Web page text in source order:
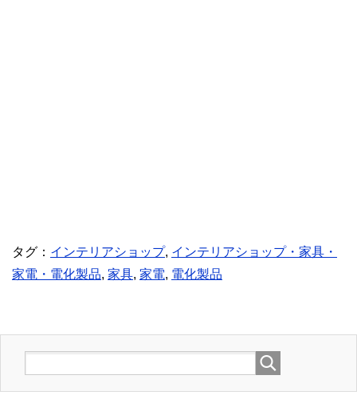
タグ： インテリアショップ, インテリアショップ・家具・
家電・電化製品, 家具, 家電, 電化製品